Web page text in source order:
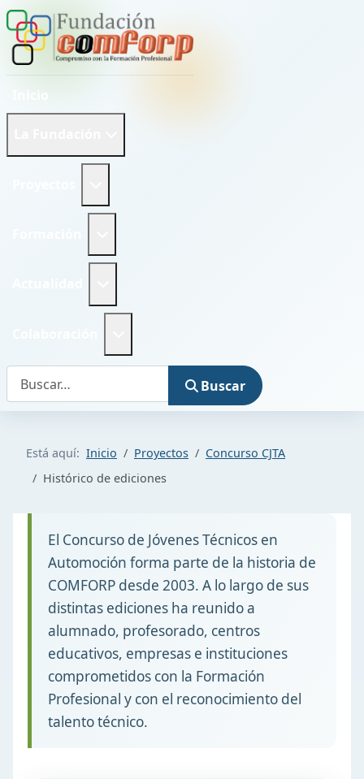
Buscar
Buscar
Está aquí: Inicio Proyectos
Concurso CJTA
Histórico de ediciones
El Concurso de Jóvenes Técnicos en
Automoción forma parte de la historia de
COMFORP desde 2003. A lo largo de sus
distintas ediciones ha reunido a
alumnado, profesorado, centros
educativos, empresas e instituciones
comprometidos con la Formación
Profesional y con el reconocimiento del
talento técnico.